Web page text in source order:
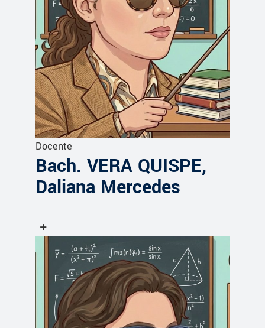
Docente
Bach. VERA QUISPE,
Daliana Mercedes